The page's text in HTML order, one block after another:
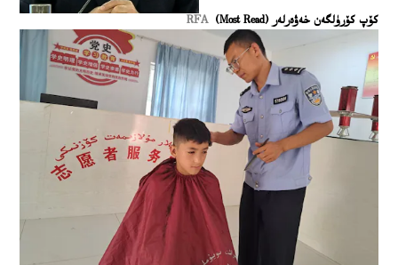
كۆپ كۆرۈلگەن خەۋەرلەر (Most Read) RFA